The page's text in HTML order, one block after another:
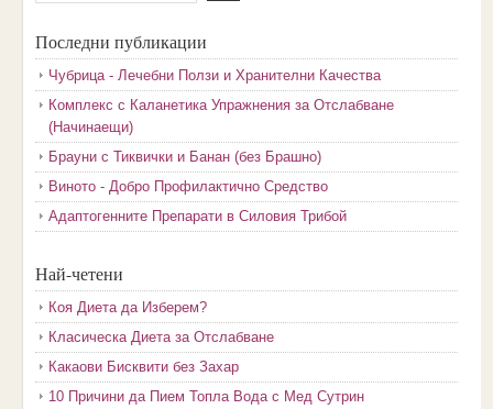
Последни публикации
Чубрица - Лечебни Ползи и Хранителни Качества
Комплекс с Каланетика Упражнения за Отслабване
(Начинаещи)
Брауни с Тиквички и Банан (без Брашно)
Виното - Добро Профилактично Средство
Адаптогенните Препарати в Силовия Трибой
Най-четени
Коя Диета да Изберем?
Класическа Диета за Отслабване
Какаови Бисквити без Захар
10 Причини да Пием Топла Вода с Мед Сутрин